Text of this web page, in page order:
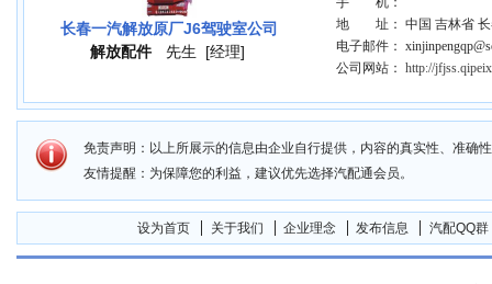
长春一汽解放原厂J6驾驶室公司
解放配件
先生 [经理]
地 址： 中国 吉林省 长
电子邮件：
公司网站：http://
免责声明：以上所展示的信息由企业自行提供，内容的真实性、准确
友情提醒：为保障您的利益，建议优先选择汽配通会员。
设为首页 关于我们 企业理念 发布信息 汽配QQ群